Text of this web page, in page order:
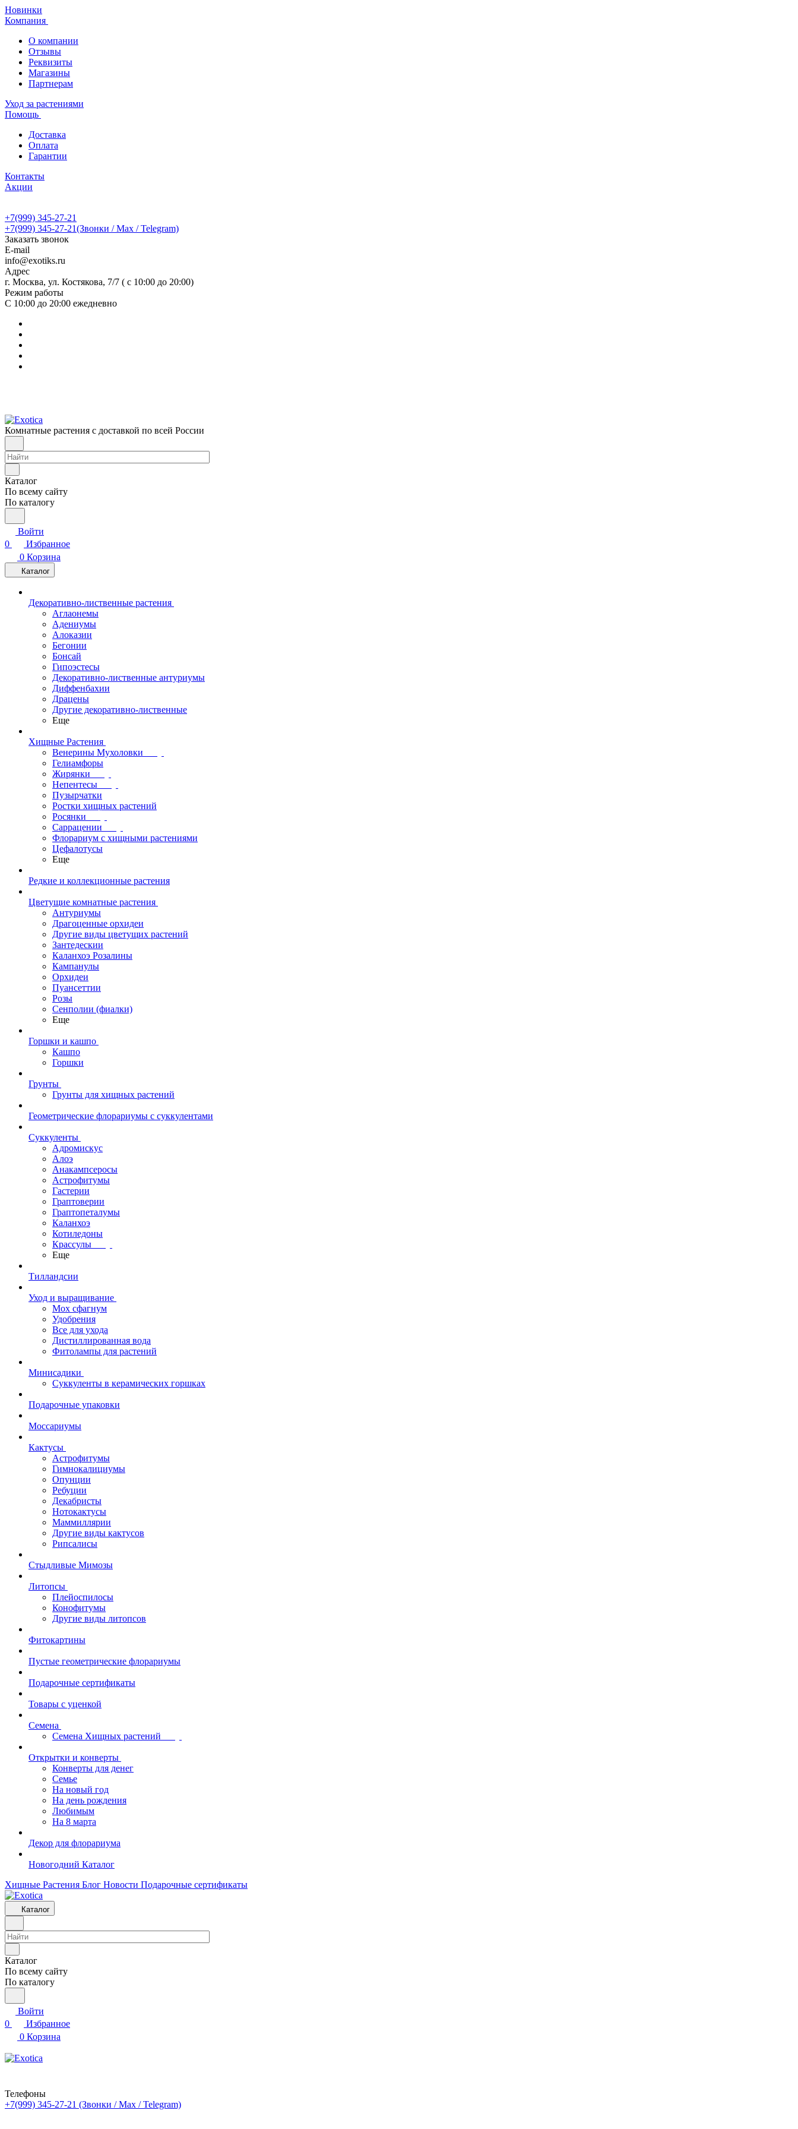
Новинки
Компания
О компании
Отзывы
Реквизиты
Магазины
Партнерам
Уход за растениями
Помощь
Доставка
Оплата
Гарантии
Контакты
Акции
+7(999) 345-27-21
+7(999) 345-27-21(Звонки / Max / Telegram)
Заказать звонок
E-mail
info@exotiks.ru
Адрес
г. Москва, ул. Костякова, 7/7 ( с 10:00 до 20:00)
Режим работы
С 10:00 до 20:00 ежедневно
Комнатные растения с доставкой по всей России
Каталог
По всему сайту
По каталогу
Войти
0
Избранное
0 Корзина
Каталог
Декоративно-лиственные растения
Аглаонемы
Адениумы
Алоказии
Бегонии
Бонсай
Гипоэстесы
Декоративно-лиственные антуриумы
Диффенбахии
Драцены
Другие декоративно-лиственные
Еще
Хищные Растения
Венерины Мухоловки
Гелиамфоры
Жирянки
Непентесы
Пузырчатки
Ростки хищных растений
Росянки
Саррацении
Флорариум с хищными растениями
Цефалотусы
Еще
Редкие и коллекционные растения
Цветущие комнатные растения
Антуриумы
Драгоценные орхидеи
Другие виды цветущих растений
Зантедескии
Каланхоэ Розалины
Кампанулы
Орхидеи
Пуансеттии
Розы
Сенполии (фиалки)
Еще
Горшки и кашпо
Кашпо
Горшки
Грунты
Грунты для хищных растений
Геометрические флорариумы с суккулентами
Суккуленты
Адромискус
Алоэ
Анакампсеросы
Астрофитумы
Гастерии
Граптоверии
Граптопеталумы
Каланхоэ
Котиледоны
Крассулы
Еще
Тилландсии
Уход и выращивание
Мох сфагнум
Удобрения
Все для ухода
Дистиллированная вода
Фитолампы для растений
Минисадики
Суккуленты в керамических горшках
Подарочные упаковки
Моссариумы
Кактусы
Астрофитумы
Гимнокалициумы
Опунции
Ребуции
Декабристы
Нотокактусы
Маммиллярии
Другие виды кактусов
Рипсалисы
Стыдливые Мимозы
Литопсы
Плейоспилосы
Конофитумы
Другие виды литопсов
Фитокартины
Пустые геометрические флорариумы
Подарочные сертификаты
Товары с уценкой
Семена
Семена Хищных растений
Открытки и конверты
Конверты для денег
Семье
На новый год
На день рождения
Любимым
На 8 марта
Декор для флорариума
Новогодний Каталог
Хищные Растения Блог Новости Подарочные сертификаты
Каталог
Каталог
По всему сайту
По каталогу
Войти
0
Избранное
0 Корзина
Телефоны
+7(999) 345-27-21 (Звонки / Max / Telegram)